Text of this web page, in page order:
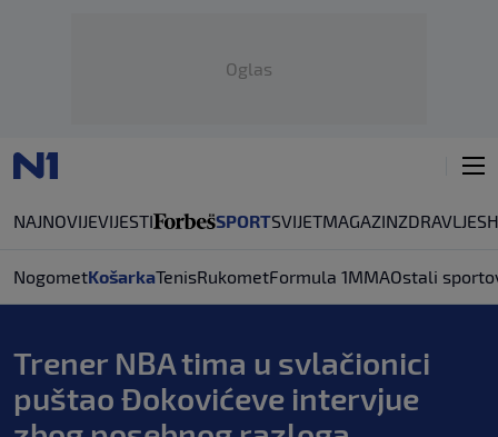
Oglas
NAJNOVIJEVIJESTI SPORTSVIJETMAGAZINZDRAVLJE
NogometKošarkaTenisRukometFormula 1MMAOstali
Trener NBA tima u svlačionici
puštao Đokovićeve intervjue